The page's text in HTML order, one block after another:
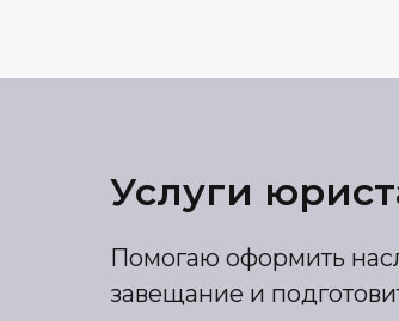
Услуги
Помогаю оформить
завещание и